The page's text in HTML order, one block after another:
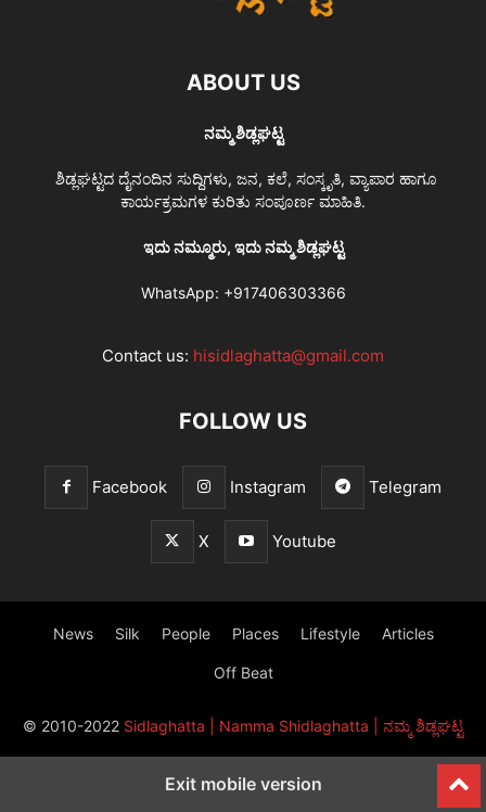
ABOUT US
ನಮ್ಮ ಶಿಡ್ಲಘಟ್ಟ
ಶಿಡ್ಲಘಟ್ಟದ ದೈನಂದಿನ ಸುದ್ದಿಗಳು, ಜನ, ಕಲೆ, ಸಂಸ್ಕೃತಿ, ವ್ಯಾಪಾರ ಹಾಗೂ
ಕಾರ್ಯಕ್ರಮಗಳ ಕುರಿತು ಸಂಪೂರ್ಣ ಮಾಹಿತಿ.
ಇದು ನಮ್ಮೂರು, ಇದು ನಮ್ಮ ಶಿಡ್ಲಘಟ್ಟ
WhatsApp: +917406303366
Contact us: hisidlaghatta@gmail.com
FOLLOW US
Facebook Instagram Telegram
X Youtube
News Silk People Places Lifestyle Articles
Off Beat
© 2010-2022 Sidlaghatta | Namma Shidlaghatta | ನಮ್ಮ ಶಿಡ್ಲಘಟ್ಟ
Exit mobile version